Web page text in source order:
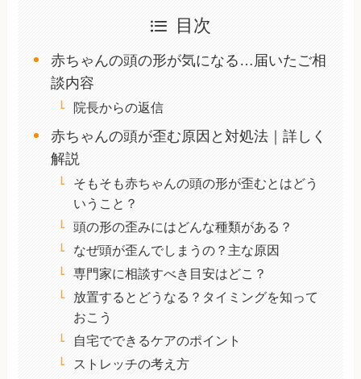
目次
赤ちゃんの頭の形が気になる…届いたご相
談内容
院長からの返信
赤ちゃんの頭が歪む原因と対処法｜詳しく
解説
そもそも赤ちゃんの頭の形が歪むとはどう
いうこと？
頭の形の歪みにはどんな種類がある？
なぜ頭が歪んでしまうの？主な原因
専門家に相談すべき目安はどこ？
放置するとどうなる？タイミングを知って
おこう
自宅でできるケアのポイント
ストレッチの考え方